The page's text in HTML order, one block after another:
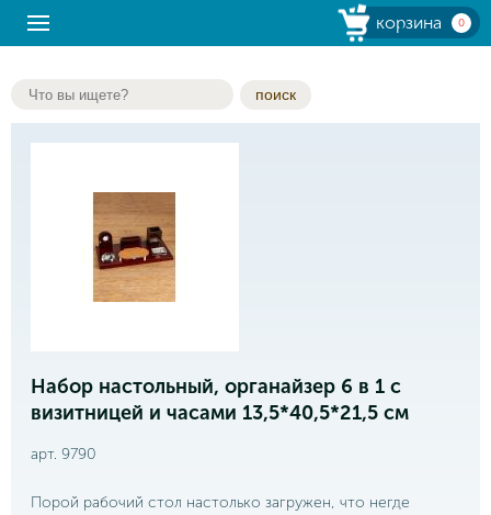
корзина 0
поиск
Набор настольный, органайзер 6 в 1 с
визитницей и часами 13,5*40,5*21,5 см
арт. 9790
Порой рабочий стол настолько загружен, что негде